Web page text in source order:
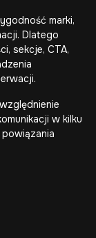
marki,
Dlatego
sekcje, CTA,
w kilku